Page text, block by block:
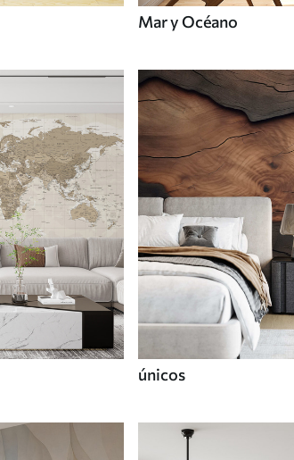
Mar y Océano
únicos